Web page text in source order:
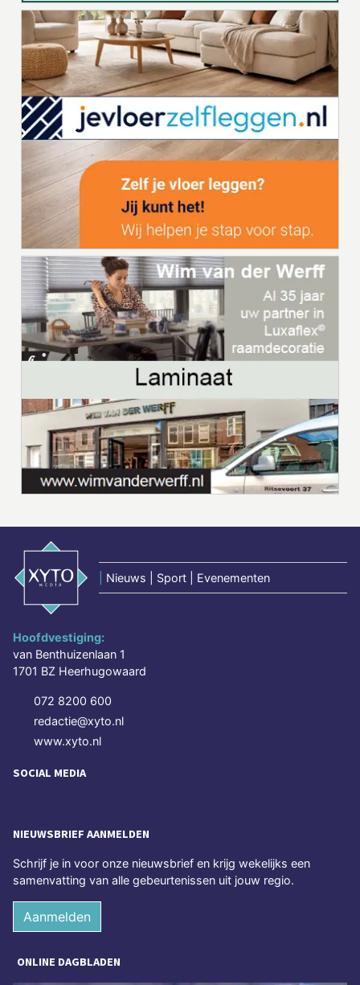
Nieuws | Sport | Evenementen
Hoofdvestiging:
van Benthuizenlaan 1
1701 BZ Heerhugowaard
072 8200 600
redactie@xyto.nl
www.xyto.nl
SOCIAL MEDIA
NIEUWSBRIEF AANMELDEN
Schrijf je in voor onze nieuwsbrief en krijg wekelijks een
samenvatting van alle gebeurtenissen uit jouw regio.
Aanmelden
ONLINE DAGBLADEN